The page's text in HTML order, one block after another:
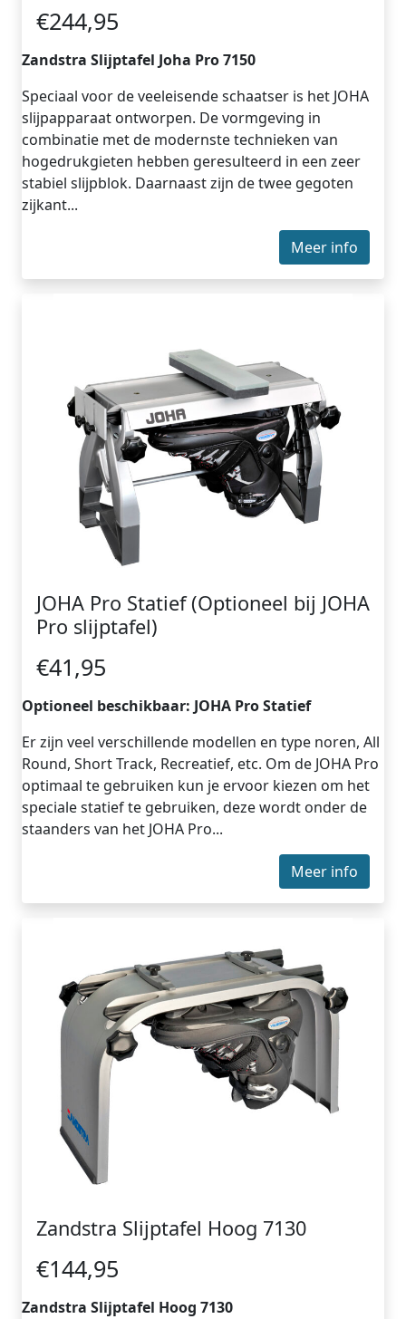
€244,95
Zandstra Slijptafel Joha Pro 7150
Speciaal voor de veeleisende schaatser is het JOHA
slijpapparaat ontworpen. De vormgeving in
combinatie met de modernste technieken van
hogedrukgieten hebben geresulteerd in een zeer
stabiel slijpblok. Daarnaast zijn de twee gegoten
zijkant...
Meer info
JOHA Pro Statief (Optioneel bij JOHA
Pro slijptafel)
€41,95
Optioneel beschikbaar: JOHA Pro Statief
Er zijn veel verschillende modellen en type noren, All
Round, Short Track, Recreatief, etc. Om de JOHA Pro
optimaal te gebruiken kun je ervoor kiezen om het
speciale statief te gebruiken, deze wordt onder de
staanders van het JOHA Pro...
Meer info
Zandstra Slijptafel Hoog 7130
€144,95
Zandstra Slijptafel Hoog 7130